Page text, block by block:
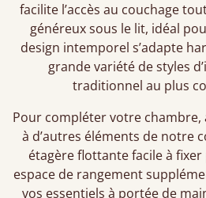
facilite l’accès au couchage
généreux sous le lit, idéal
design intemporel s’adapte
grande variété de styles
traditionnel au plus
Pour compléter votre chambre,
à d’autres éléments de notre
étagère flottante facile à fixer
espace de rangement
vos essentiels à portée de